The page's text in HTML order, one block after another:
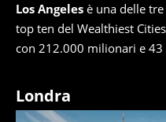
Los Angeles è una delle
top ten del Wealthiest
con 212.000 milionari e
Londra